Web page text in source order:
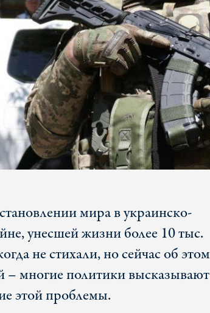
мира в украинско-
унесшей жизни более 10 тыс.
не стихали, но сейчас об этом
– многие политики высказывают
этой проблемы.